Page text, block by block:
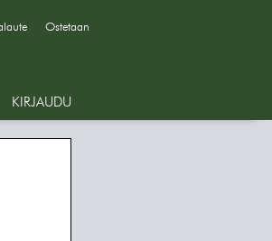
Ostetaan
KIRJAUDU